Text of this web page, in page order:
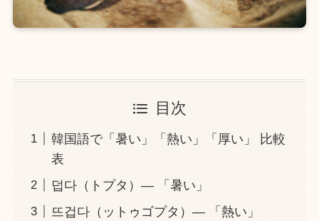
目次
韓国語で「暑い」「熱い」「厚い」 比較
表
덥다（トプタ）― 「暑い」
뜨겁다（ットゥゴプタ）― 「熱い」